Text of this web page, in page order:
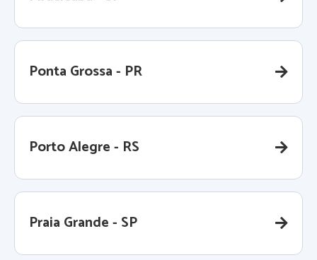
Ponta Grossa - PR
Porto Alegre - RS
Praia Grande - SP